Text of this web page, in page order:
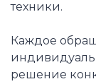
техники.
Каждое
решение